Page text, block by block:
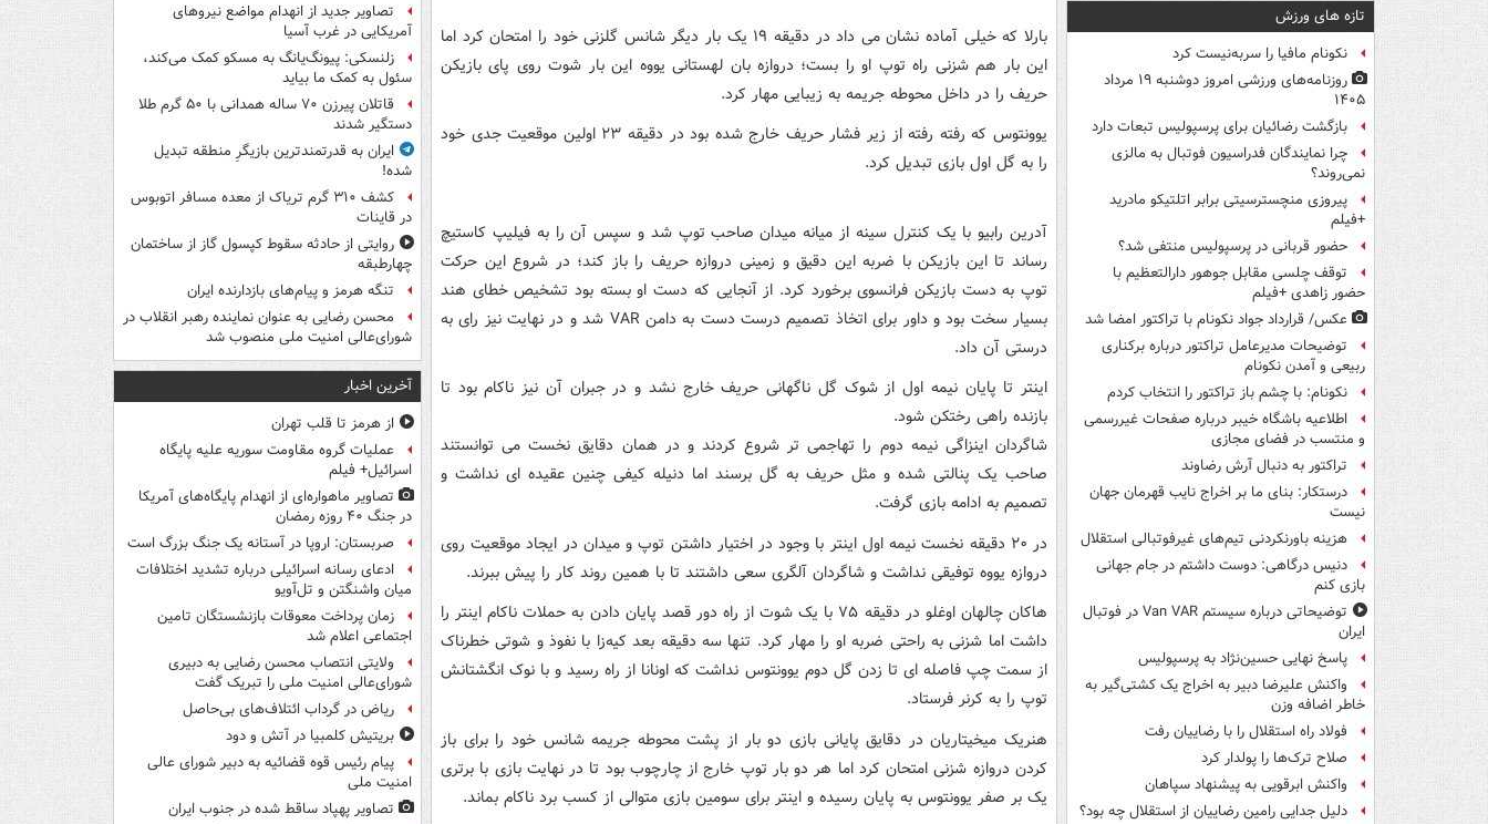
تازه های ورزش
نکونام مافیا را سربه‌نیست کرد
روزنامه‌های ورزشی امروز دوشنبه ۱۹ مرداد
۱۴۰۵
بازگشت رضائیان برای پرسپولیس تبعات دارد
چرا نمایندگان فدراسیون فوتبال به مالزی
نمی‌روند؟
پیروزی منچسترسیتی برابر اتلتیکو مادرید
+فیلم
حضور قربانی در پرسپولیس منتفی شد؟
توقف چلسی مقابل جوهور دارالتعظیم با
حضور زاهدی +فیلم
عکس/ قرارداد جواد نکونام با تراکتور امضا شد
توضیحات مدیرعامل تراکتور درباره برکناری
ربیعی و آمدن نکونام
نکونام: با چشم باز تراکتور را انتخاب کردم
اطلاعیه باشگاه خیبر درباره صفحات غیررسمی
و منتسب در فضای مجازی
تراکتور به دنبال آرش رضاوند
درستکار: بنای ما بر اخراج نایب قهرمان جهان
نیست
هزینه باورنکردنی تیم‌های غیرفوتبالی استقلال
دنیس درگاهی: دوست داشتم در جام جهانی
بازی کنم
توضیحاتی درباره سیستم Van VAR در فوتبال
ایران
پاسخ نهایی حسین‌نژاد به پرسپولیس
واکنش علیرضا دبیر به اخراج یک کشتی‌گیر به
خاطر اضافه وزن
فولاد راه استقلال را با رضاییان رفت
صلاح ترک‌ها را پولدار کرد
واکنش ابرقویی به پیشنهاد سپاهان
دلیل جدایی رامین رضاییان از استقلال چه بود؟
بارلا که خیلی آماده نشان می داد در دقیقه ۱۹ یک بار دیگر شانس گلزنی خود را امتحان کرد اما
این بار هم شزنی راه توپ او را بست؛ دروازه بان لهستانی یووه این بار شوت روی پای بازیکن
حریف را در داخل محوطه جریمه به زیبایی مهار کرد.
یوونتوس که رفته رفته از زیر فشار حریف خارج شده بود در دقیقه ۲۳ اولین موقعیت جدی خود
را به گل اول بازی تبدیل کرد.
آدرین رابیو با یک کنترل سینه از میانه میدان صاحب توپ شد و سپس آن را به فیلیپ کاستیچ
رساند تا این بازیکن با ضربه این دقیق و زمینی دروازه حریف را باز کند؛ در شروع این حرکت
توپ به دست بازیکن فرانسوی برخورد کرد. از آنجایی که دست او بسته بود تشخیص خطای هند
بسیار سخت بود و داور برای اتخاذ تصمیم درست دست به دامن VAR شد و در نهایت نیز رای به
درستی آن داد.
اینتر تا پایان نیمه اول از شوک گل ناگهانی حریف خارج نشد و در جبران آن نیز ناکام بود تا
بازنده راهی رختکن شود.
شاگردان اینزاگی نیمه دوم را تهاجمی تر شروع کردند و در همان دقایق نخست می توانستند
صاحب یک پنالتی شده و مثل حریف به گل برسند اما دنیله کیفی چنین عقیده ای نداشت و
تصمیم به ادامه بازی گرفت.
در ۲۰ دقیقه نخست نیمه اول اینتر با وجود در اختیار داشتن توپ و میدان در ایجاد موقعیت روی
دروازه یووه توفیقی نداشت و شاگردان آلگری سعی داشتند تا با همین روند کار را پیش ببرند.
هاکان چالهان اوغلو در دقیقه ۷۵ با یک شوت از راه دور قصد پایان دادن به حملات ناکام اینتر را
داشت اما شزنی به راحتی ضربه او را مهار کرد. تنها سه دقیقه بعد کیه‌زا با نفوذ و شوتی خطرناک
از سمت چپ فاصله ای تا زدن گل دوم یوونتوس نداشت که اونانا از راه رسید و با نوک انگشتانش
توپ را به کرنر فرستاد.
هنریک میخیتاریان در دقایق پایانی بازی دو بار از پشت محوطه جریمه شانس خود را برای باز
کردن دروازه شزنی امتحان کرد اما هر دو بار توپ خارج از چارچوب بود تا در نهایت بازی با برتری
یک بر صفر یوونتوس به پایان رسیده و اینتر برای سومین بازی متوالی از کسب برد ناکام بماند.
تصاویر جدید از انهدام مواضع نیروهای
آمریکایی در غرب آسیا
زلنسکی: پیونگ‌یانگ به مسکو کمک می‌کند،
سئول به کمک ما بیاید
قاتلان پیرزن ۷۰ ساله همدانی با ۵۰ گرم طلا
دستگیر شدند
ایران به قدرتمندترین بازیگرِ منطقه تبدیل
شده!
کشف ۳۱۰ گرم تریاک از معده مسافر اتوبوس
در قاینات
روایتی از حادثه سقوط کپسول گاز از ساختمان
چهارطبقه
تنگه هرمز و پیام‌های بازدارنده ایران
محسن رضایی به عنوان نماینده رهبر انقلاب در
شورای‌عالی امنیت ملی منصوب شد
آخرین اخبار
از هرمز تا قلب تهران
عملیات گروه مقاومت سوریه علیه پایگاه
اسرائیل+ فیلم
تصاویر ماهواره‌ای از انهدام پایگاه‌های آمریکا
در جنگ ۴۰ روزه رمضان
صربستان: اروپا در آستانه یک جنگ بزرگ است
ادعای رسانه اسرائیلی درباره تشدید اختلافات
میان واشنگتن و تل‌آویو
زمان پرداخت معوقات بازنشستگان تامین
اجتماعی اعلام شد
ولایتی انتصاب محسن رضایی به دبیری
شورای‌عالی امنیت ملی را تبریک گفت
ریاض در گرداب ائتلاف‌های بی‌حاصل
بریتیش کلمبیا در آتش و دود
پیام رئیس قوه قضائیه به دبیر شورای عالی
امنیت ملی
تصاویر پهپاد ساقط شده در جنوب ایران